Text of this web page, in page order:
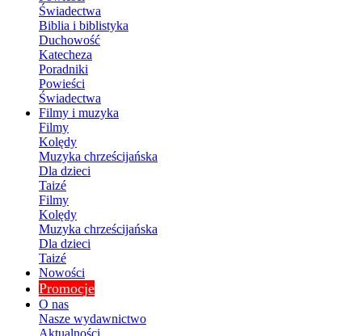
Świadectwa
Biblia i biblistyka
Duchowość
Katecheza
Poradniki
Powieści
Świadectwa
Filmy i muzyka
Filmy
Kolędy
Muzyka chrześcijańska
Dla dzieci
Taizé
Filmy
Kolędy
Muzyka chrześcijańska
Dla dzieci
Taizé
Nowości
Promocje
O nas
Nasze wydawnictwo
Aktualności